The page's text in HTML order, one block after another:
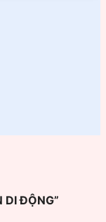
DI ĐỘNG”